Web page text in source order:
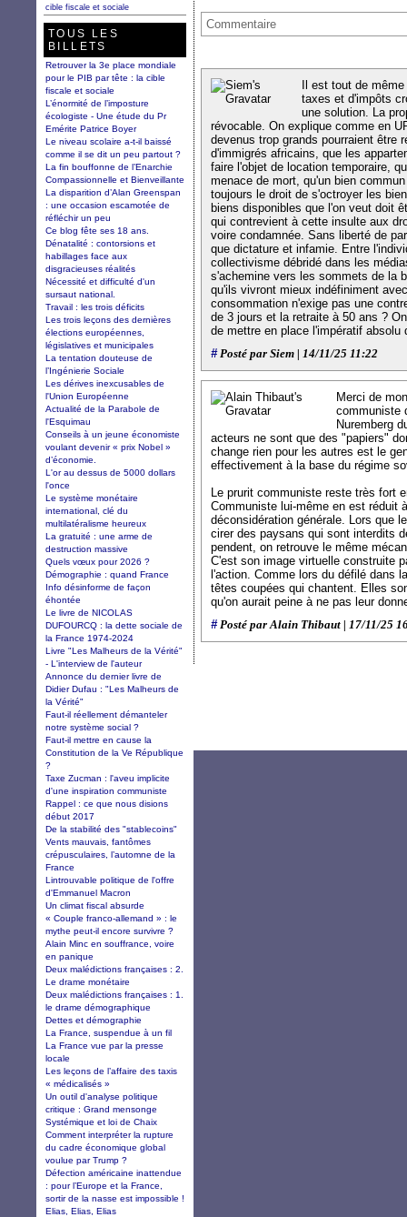
Commentaire
Il est tout de
taxes et d'impôts
une solution. La
révocable. On explique comme en
devenus trop grands pourraient être
d'immigrés africains, que les
faire l'objet de location temporaire,
menace de mort, qu'un bien
toujours le droit de s'octroyer les
biens disponibles que l'on veut doit
qui contrevient à cette insulte aux
voire condamnée. Sans liberté de
que dictature et infamie. Entre
collectivisme débridé dans les
s'achemine vers les sommets de la
qu'ils vivront mieux indéfiniment
consommation n'exige pas une
de 3 jours et la retraite à 50 ans ?
de mettre en place l'impératif
#Posté par Siem | 14/11/25 11:22
Merci de
communiste
Nuremberg
acteurs ne sont que des "papiers"
change rien pour les autres est le
effectivement à la base du régime
Le prurit communiste reste très fort
Communiste lui-même en est réduit
déconsidération générale. Lors que
cirer des paysans qui sont interdits
pendent, on retrouve le même
C'est son image virtuelle construite
l'action. Comme lors du défilé dans
têtes coupées qui chantent. Elles
qu'on aurait peine à ne pas leur
#Posté par Alain Thibaut | 17/11/25
cible fiscale et sociale
TOUS LES
BILLETS
Retrouver la 3e place mondiale
pour le PIB par tête : la cible
fiscale et sociale
L’énormité de l’imposture
écologiste - Une étude du Pr
Emérite Patrice Boyer
Le niveau scolaire a-t-il baissé
comme il se dit un peu partout ?
La fin bouffonne de l’Enarchie
Compassionnelle et Bienveillante
La disparition d’Alan Greenspan
: une occasion escamotée de
réfléchir un peu
Ce blog fête ses 18 ans.
Dénatalité : contorsions et
habillages face aux
disgracieuses réalités
Nécessité et difficulté d'un
sursaut national.
Travail : les trois déficits
Les trois leçons des dernières
élections européennes,
législatives et municipales
La tentation douteuse de
l’Ingénierie Sociale
Les dérives inexcusables de
l'Union Européenne
Actualité de la Parabole de
l'Esquimau
Conseils à un jeune économiste
voulant devenir « prix Nobel »
d’économie.
L'or au dessus de 5000 dollars
l'once
Le système monétaire
international, clé du
multilatéralisme heureux
La gratuité : une arme de
destruction massive
Quels vœux pour 2026 ?
Démographie : quand France
Info désinforme de façon
éhontée
Le livre de NICOLAS
DUFOURCQ : la dette sociale de
la France 1974-2024
Livre "Les Malheurs de la Vérité"
- L'interview de l'auteur
Annonce du dernier livre de
Didier Dufau : "Les Malheurs de
la Vérité"
Faut-il réellement démanteler
notre système social ?
Faut-il mettre en cause la
Constitution de la Ve République
?
Taxe Zucman : l'aveu implicite
d'une inspiration communiste
Rappel : ce que nous disions
début 2017
De la stabilité des "stablecoins"
Vents mauvais, fantômes
crépusculaires, l’automne de la
France
Lintrouvable politique de l'offre
d'Emmanuel Macron
Un climat fiscal absurde
« Couple franco-allemand » : le
mythe peut-il encore survivre ?
Alain Minc en souffrance, voire
en panique
Deux malédictions françaises : 2.
Le drame monétaire
Deux malédictions françaises : 1.
le drame démographique
Dettes et démographie
La France, suspendue à un fil
La France vue par la presse
locale
Les leçons de l’affaire des taxis
« médicalisés »
Un outil d'analyse politique
critique : Grand mensonge
Systémique et loi de Chaix
Comment interpréter la rupture
du cadre économique global
voulue par Trump ?
Défection américaine inattendue
: pour l’Europe et la France,
sortir de la nasse est impossible !
Elias, Elias, Elias